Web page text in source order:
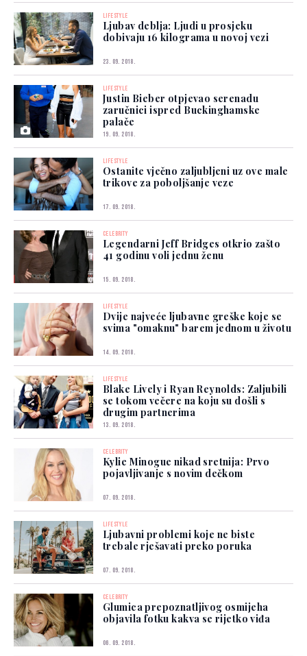
LIFESTYLE
Ljubav deblja: Ljudi u prosjeku
dobivaju 16 kilograma u novoj vezi
23. 09. 2018.
LIFESTYLE
Justin Bieber otpjevao serenadu
zaručnici ispred Buckinghamske
palače
19. 09. 2018.
LIFESTYLE
Ostanite vječno zaljubljeni uz ove male
trikove za poboljšanje veze
17. 09. 2018.
CELEBRITY
Legendarni Jeff Bridges otkrio zašto
41 godinu voli jednu ženu
15. 09. 2018.
LIFESTYLE
Dvije najveće ljubavne greške koje se
svima "omaknu" barem jednom u životu
14. 09. 2018.
LIFESTYLE
Blake Lively i Ryan Reynolds: Zaljubili
se tokom večere na koju su došli s
drugim partnerima
13. 09. 2018.
CELEBRITY
Kylie Minogue nikad sretnija: Prvo
pojavljivanje s novim dečkom
07. 09. 2018.
LIFESTYLE
Ljubavni problemi koje ne biste
trebale rješavati preko poruka
07. 09. 2018.
CELEBRITY
Glumica prepoznatljivog osmijeha
objavila fotku kakva se rijetko viđa
06. 09. 2018.